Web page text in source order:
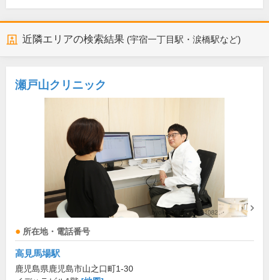
近隣エリアの検索結果 (宇宿一丁目駅・涙橋駅など)
瀬戸山クリニック
所在地・電話番号
高見馬場駅
鹿児島県鹿児島市山之口町1-30